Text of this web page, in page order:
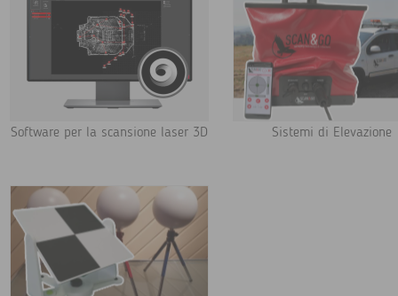
Software per la scansione laser 3D Sistemi di Elevazione